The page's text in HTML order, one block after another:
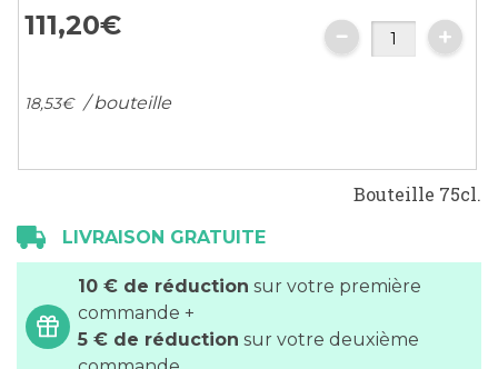
the
images
111,20€
18,53€ / bouteille
Bouteille 75cl.
LIVRAISON GRATUITE
10 € de réduction sur votre première
commande +
5 € de réduction sur votre deuxième